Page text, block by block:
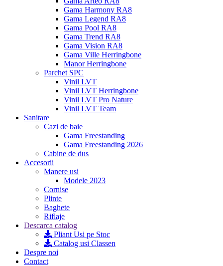
Gama Harmony RA8
Gama Legend RA8
Gama Pool RA8
Gama Trend RA8
Gama Vision RA8
Gama Ville Herringbone
Manor Herringbone
Parchet SPC
Vinil LVT
Vinil LVT Herringbone
Vinil LVT Pro Nature
Vinil LVT Team
Sanitare
Cazi de baie
Gama Freestanding
Gama Freestanding 2026
Cabine de dus
Accesorii
Manere usi
Modele 2023
Cornise
Plinte
Baghete
Riflaje
Descarca catalog
Pliant Usi pe Stoc
Catalog usi Classen
Despre noi
Contact